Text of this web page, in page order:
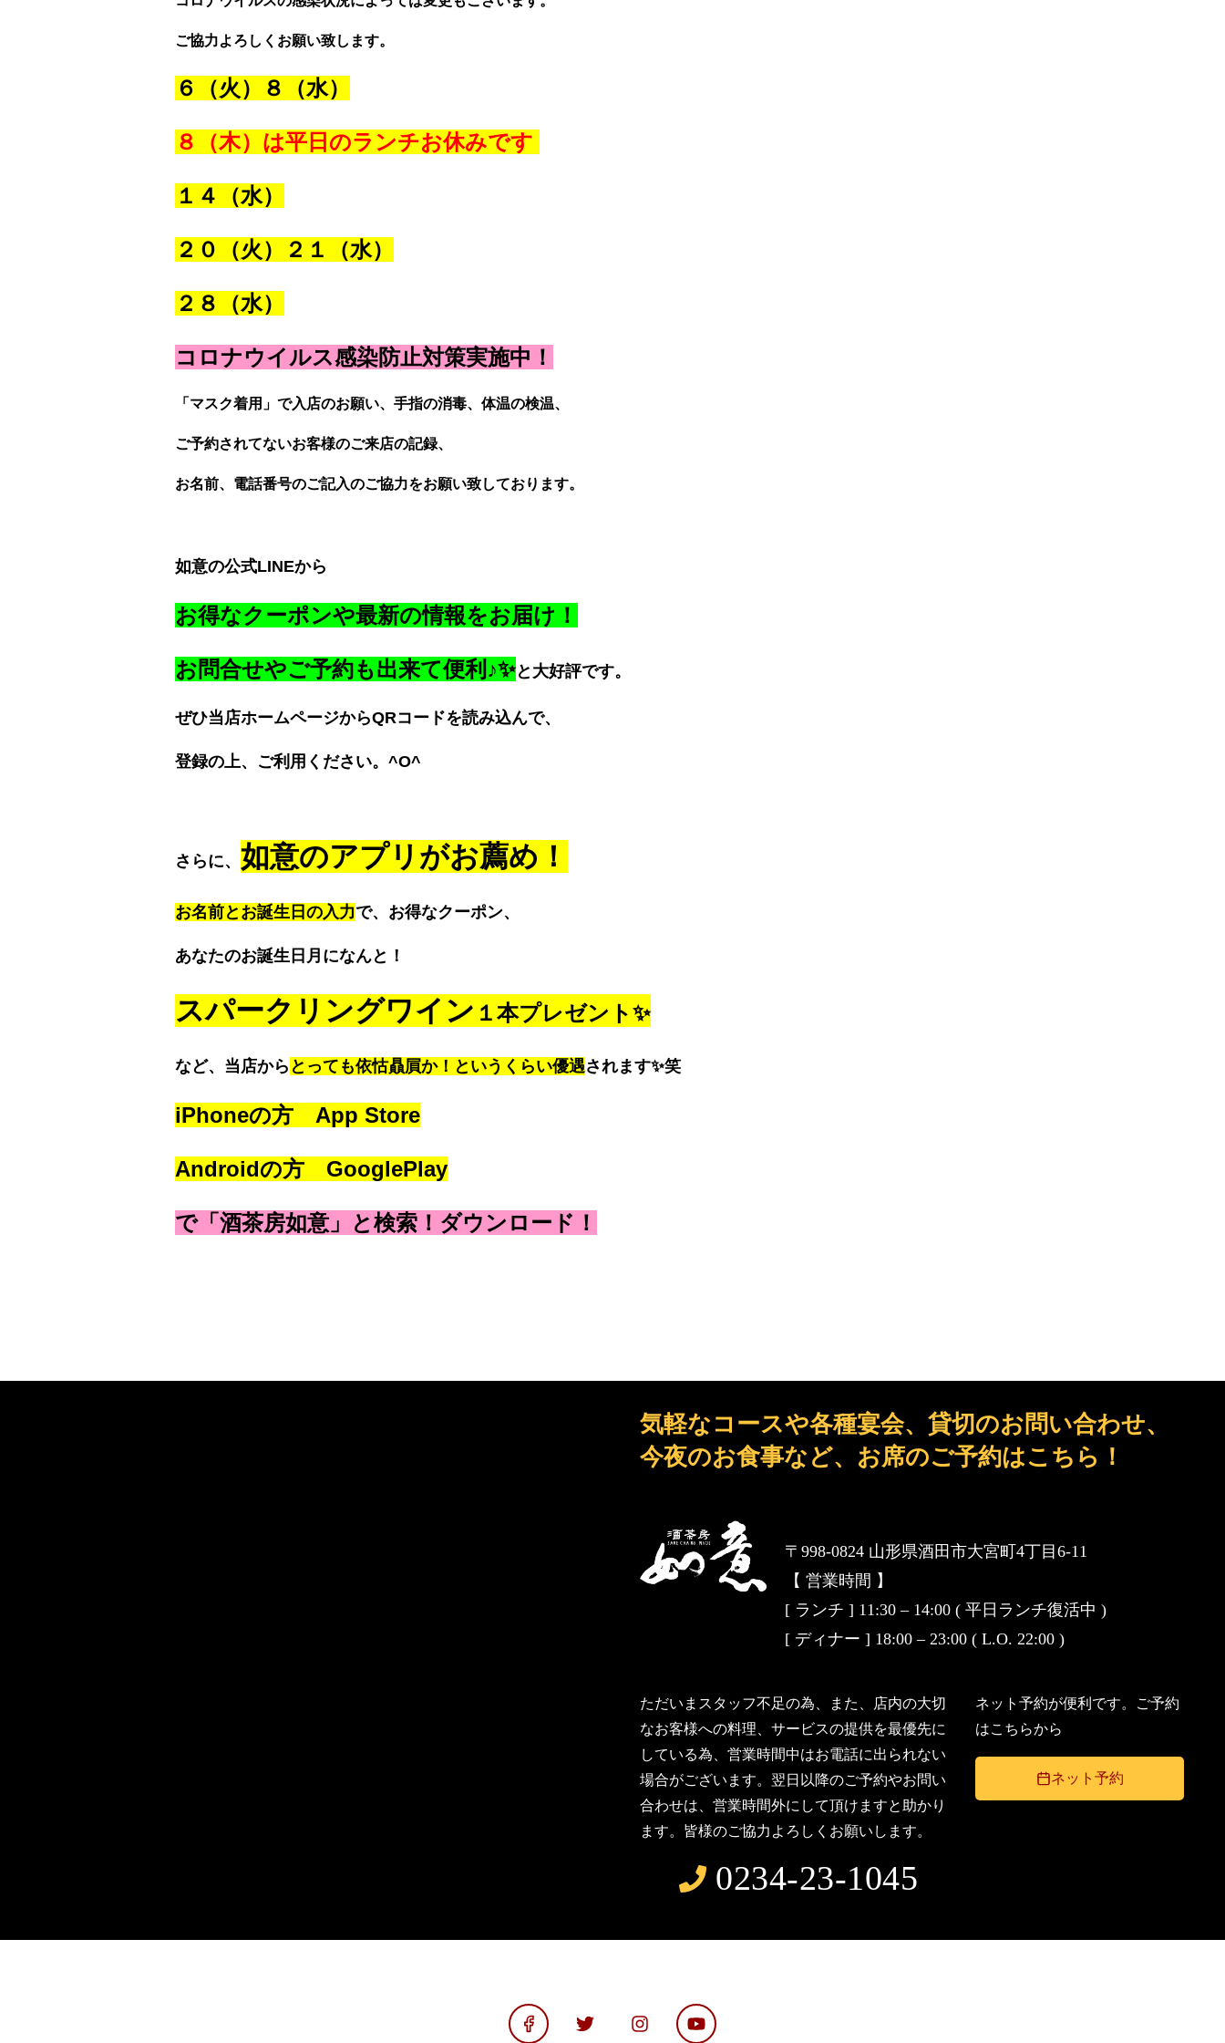
ご協力よろしくお願い致します。
６（火）８（水）
８（木）は平日のランチお休みです
１４（水）
２０（火）２１ （水）
２８（水）
コロナウイルス感染防止対策実施中！
「マスク着用」で入店のお願い、 手指の消毒、体温の検温、
ご予約されてないお客様のご来店の記録、
お名前、電話番号のご記入のご協力をお願い致しております。
如意の公式LINEから
お得なクーポンや最新の情報をお届け！
お問合せやご予約も出来て便利♪✨と大好評です。
ぜひ当店ホームページからQRコードを読み込んで、
登録の上、ご利用ください。^O^
さらに、 如意のアプリがお薦め！
お名前とお誕生日の入力で、お得なクーポン、
あなたのお誕生日月になんと！
スパークリングワイン １本プレゼント✨
など、 当店から とっても依怙贔屓か！というくらい優遇されます✨笑
iPhoneの方 App Store
Androidの方 GooglePlay
で「酒茶房如意」と検索！ダウンロード！
気軽なコースや各種宴会、貸切のお問い合わせ、
今夜のお食事など、お席のご予約はこちら！
〒998-0824 山形県酒田市大宮町4丁目6-11
【 営業時間 】
[ ランチ ] 11:30 – 14:00 ( 平日ランチ復活中 )
[ ディナー ] 18:00 – 23:00 ( L.O. 22:00 )
ただいまスタッフ不足の為、また、店内の大切
なお客様への料理、サービスの提供を最優先に
している為、営業時間中はお電話に出られない
場合がございます。翌日以降のご予約やお問い
合わせは、営業時間外にして頂けますと助かり
ます。皆様のご協力よろしくお願いします。
0234-23-1045
ネット予約が便利です。ご予約
はこちらから
ネット予約